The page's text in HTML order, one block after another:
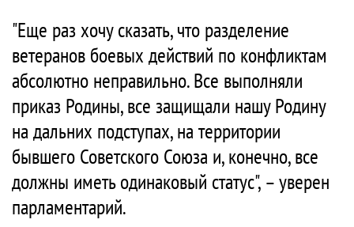
"Еще раз хочу сказать, что разделение
ветеранов боевых действий по конфликтам
абсолютно неправильно. Все выполняли
приказ Родины, все защищали нашу Родину
на дальних подступах, на территории
бывшего Советского Союза и, конечно, все
должны иметь одинаковый статус", – уверен
парламентарий.